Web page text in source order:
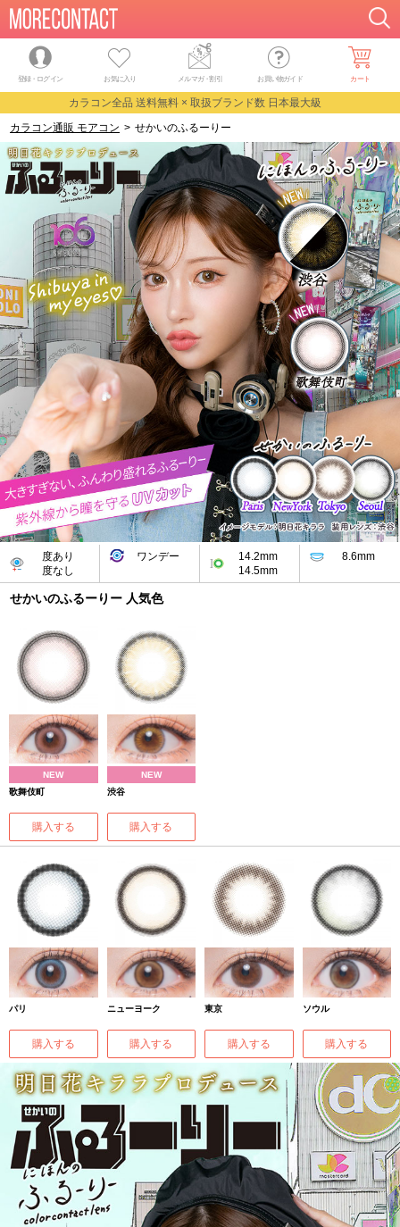
登録・ログイン お気に入り メルマガ・割引 お買い物ガイド カート
カラコン全品 送料無料 × 取扱ブランド数 日本最大級
カラコン通販 モアコン > せかいのふるーりー
度あり
度なし
ワンデー
14.2mm
14.5mm
8.6mm
せかいのふるーりー 人気色
NEW
歌舞伎町
購入する
NEW
渋谷
購入する
パリ
購入する
ニューヨーク
購入する
東京
購入する
ソウル
購入する